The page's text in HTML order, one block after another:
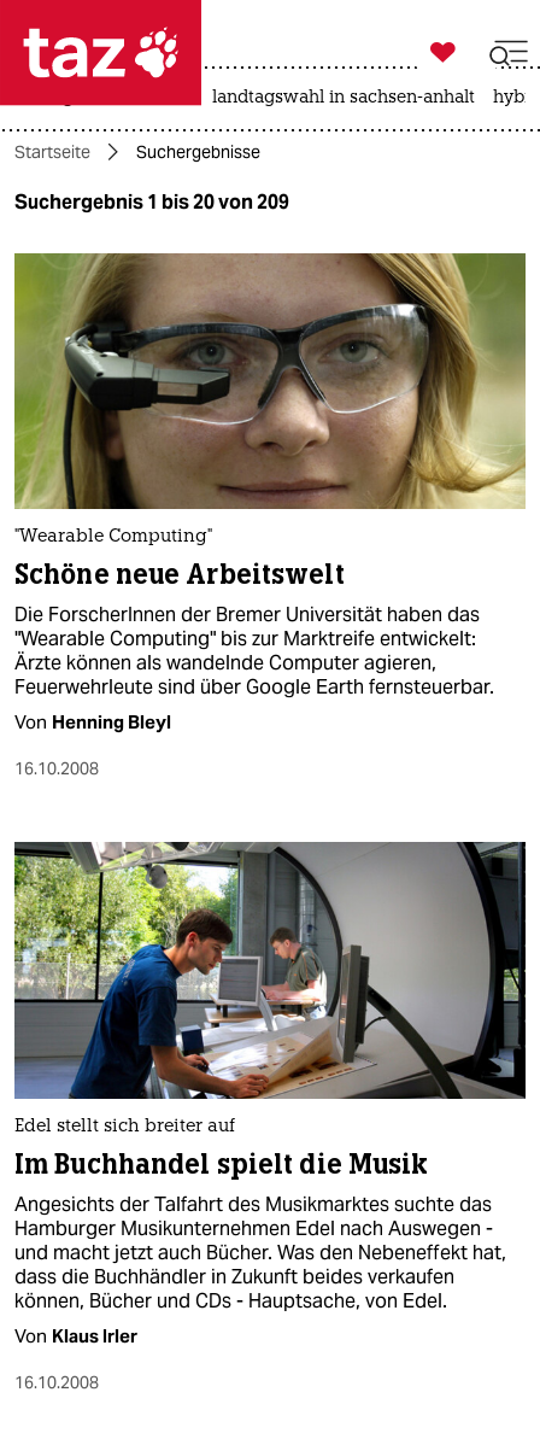
 taz zahl ich
taz zahl ich
themen
politik
öko
gesellschaft
kultur
sport
berlin
wahrheit
verlag
shop
fragen & hilfe
unterstützen
abo
genossenschaft
epaper login

taz zahl ich
landtagswahl in sachsen-anhalt
Startseite Suchergebnisse
Suchergebnis 1 bis 20 von 209
"Wearable Computing"
Schöne neue Arbeitswelt
Die ForscherInnen der Bremer Universität haben das
"Wearable Computing" bis zur Marktreife entwickelt:
Ärzte können als wandelnde Computer agieren,
Feuerwehrleute sind über Google Earth fernsteuerbar.
Von Henning Bleyl
16.10.2008
Edel stellt sich breiter auf
Im Buchhandel spielt die Musik
Angesichts der Talfahrt des Musikmarktes suchte das
Hamburger Musikunternehmen Edel nach Auswegen -
und macht jetzt auch Bücher. Was den Nebeneffekt hat,
dass die Buchhändler in Zukunft beides verkaufen
können, Bücher und CDs - Hauptsache, von Edel.
Von Klaus Irler
16.10.2008